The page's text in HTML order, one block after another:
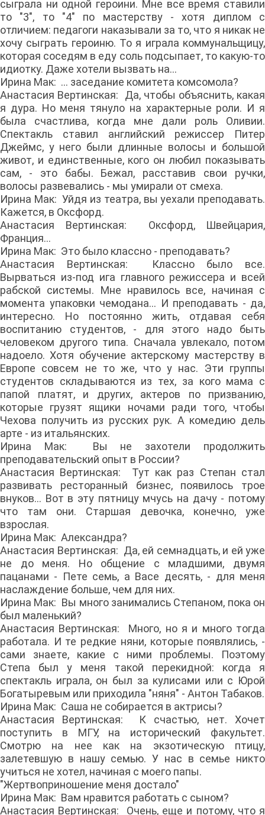
сыграла ни одной героини. Мне все время ставили
то "3", то "4" по мастерству - хотя диплом с
отличием: педагоги наказывали за то, что я никак не
хочу сыграть героиню. То я играла коммунальщицу,
которая соседям в еду соль подсыпает, то какую-то
идиотку. Даже хотели вызвать на...
Ирина Мак: ... заседание комитета комсомола?
Анастасия Вертинская: Да, чтобы объяснить, какая
я дура. Но меня тянуло на характерные роли. И я
была счастлива, когда мне дали роль Оливии.
Спектакль ставил английский режиссер Питер
Джеймс, у него были длинные волосы и большой
живот, и единственные, кого он любил показывать
сам, - это бабы. Бежал, расставив свои ручки,
волосы развевались - мы умирали от смеха.
Ирина Мак: Уйдя из театра, вы уехали преподавать.
Кажется, в Оксфорд.
Анастасия Вертинская: Оксфорд, Швейцария,
Франция...
Ирина Мак: Это было классно - преподавать?
Анастасия Вертинская: Классно было все.
Вырваться из-под ига главного режиссера и всей
рабской системы. Мне нравилось все, начиная с
момента упаковки чемодана... И преподавать - да,
интересно. Но постоянно жить, отдавая себя
воспитанию студентов, - для этого надо быть
человеком другого типа. Сначала увлекало, потом
надоело. Хотя обучение актерскому мастерству в
Европе совсем не то же, что у нас. Эти группы
студентов складываются из тех, за кого мама с
папой платят, и других, актеров по призванию,
которые грузят ящики ночами ради того, чтобы
Чехова получить из русских рук. А комедию дель
арте - из итальянских.
Ирина Мак: Вы не захотели продолжить
преподавательский опыт в России?
Анастасия Вертинская: Тут как раз Степан стал
развивать ресторанный бизнес, появилось трое
внуков... Вот в эту пятницу мчусь на дачу - потому
что там они. Старшая девочка, конечно, уже
взрослая.
Ирина Мак: Александра?
Анастасия Вертинская: Да, ей семнадцать, и ей уже
не до меня. Но общение с младшими, двумя
пацанами - Пете семь, а Васе десять, - для меня
наслаждение больше, чем для них.
Ирина Мак: Вы много занимались Степаном, пока он
был маленький?
Анастасия Вертинская: Много, но я и много тогда
работала. И те редкие няни, которые появлялись, -
сами знаете, какие с ними проблемы. Поэтому
Степа был у меня такой перекидной: когда я
спектакль играла, он был за кулисами или с Юрой
Богатыревым или приходила "няня" - Антон Табаков.
Ирина Мак: Саша не собирается в актрисы?
Анастасия Вертинская: К счастью, нет. Хочет
поступить в МГУ, на исторический факультет.
Смотрю на нее как на экзотическую птицу,
залетевшую в нашу семью. У нас в семье никто
учиться не хотел, начиная с моего папы.
"Жертвоприношение меня достало"
Ирина Мак: Вам нравится работать с сыном?
Анастасия Вертинская: Очень, еще и потому, что я